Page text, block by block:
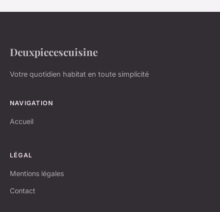
Deuxpiecescuisine
Votre quotidien habitat en toute simplicité
NAVIGATION
Accueil
LÉGAL
Mentions légales
Contact